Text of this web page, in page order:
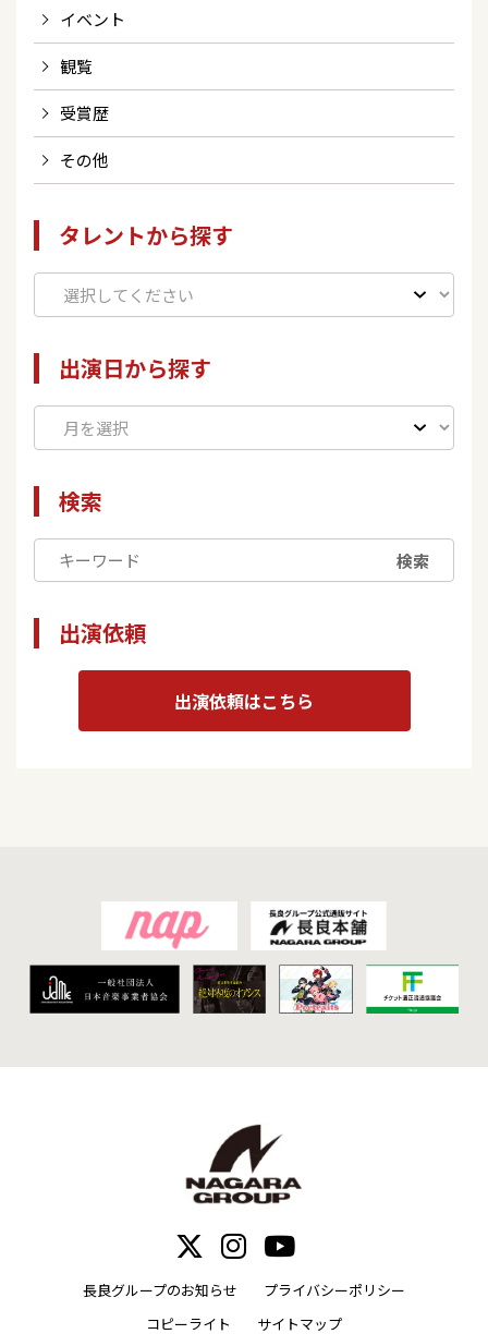
イベント
観覧
受賞歴
その他
タレントから探す
出演日から探す
検索
検索
出演依頼
出演依頼はこちら
長良グループのお知らせ
プライバシーポリシー
コピーライト
サイトマップ